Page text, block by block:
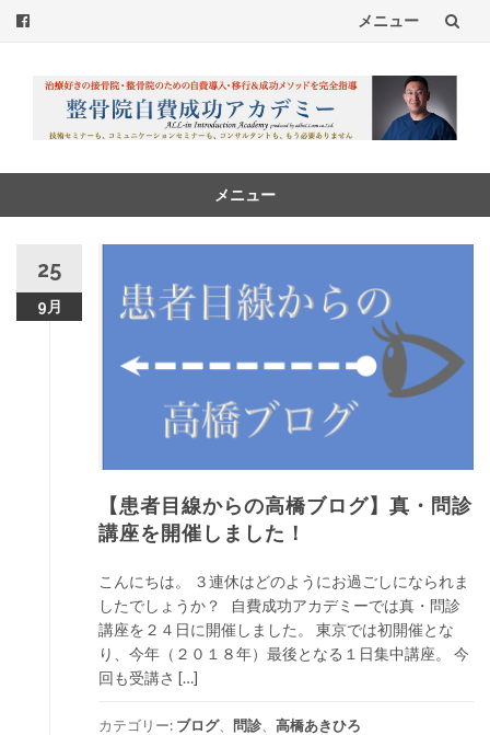
メニュー
メニュー
25
9月
【患者目線からの高橋ブログ】真・問診
講座を開催しました！
こんにちは。 ３連休はどのようにお過ごしになられま
したでしょうか？ 自費成功アカデミーでは真・問診
講座を２４日に開催しました。 東京では初開催とな
り、今年（２０１８年）最後となる１日集中講座。 今
回も受講さ […]
カテゴリー: ブログ、 問診 高橋あきひろ